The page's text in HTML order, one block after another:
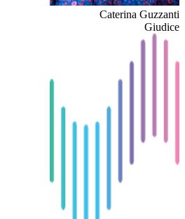
Caterina Guzzanti
Giudice